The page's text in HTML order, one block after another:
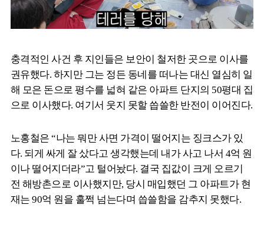
충격적인 사건 후 지인들은 보안이 철저한 곳으로 이사를
권유했다. 하지만 그는 정든 동네를 떠나는 대신 열심히 일
해 모은 돈으로 평수를 넓혀 같은 아파트 단지의 50평대 집
으로 이사했다. 여기서 웃지 못할 씁쓸한 반전이 이어진다.
노홍철은 “나는 뭐만 사면 가격이 떨어지는 징크스가 있
다. 되게 싸게 잘 샀다고 생각했는데 내가 사고 나서 4억 원
이나 떨어지더라”고 털어놨다. 결국 집값이 크게 오르기
전 해방촌으로 이사했지만, 당시 매입했던 그 아파트가 현
재는 90억 원을 훌쩍 넘는다며 씁쓸함을 감추지 못했다.